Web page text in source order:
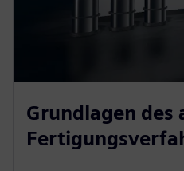
Grundlagen des